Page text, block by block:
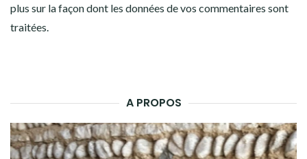
plus sur la façon dont les données de vos commentaires sont
traitées.
A PROPOS